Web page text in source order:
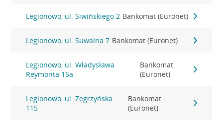
Legionowo, ul. Siwińskiego 2 Bankomat (Euronet)
Legionowo, ul. Suwalna 7 Bankomat (Euronet)
Legionowo, ul. Władysława
Reymonta 15a
Bankomat
(Euronet)
Legionowo, ul. Zegrzyńska
115
Bankomat
(Euronet)